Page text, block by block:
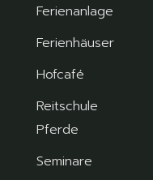
Ferienanlage
Ferienhäuser
Hofcafé
Reitschule
Pferde
Seminare